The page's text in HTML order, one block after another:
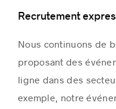
Recrutement
Nous continuons de
proposant des
ligne dans des
exemple, notre